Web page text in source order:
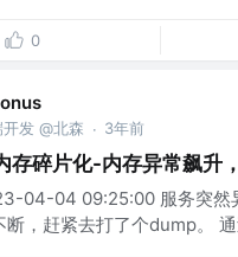
0
开发 @北森 · 3年前
存碎片化-内存异常飙升
04-04 09:25:00 服务突然
断，赶紧去打了个dump。